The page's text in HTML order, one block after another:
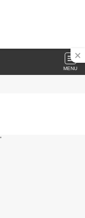
MENU